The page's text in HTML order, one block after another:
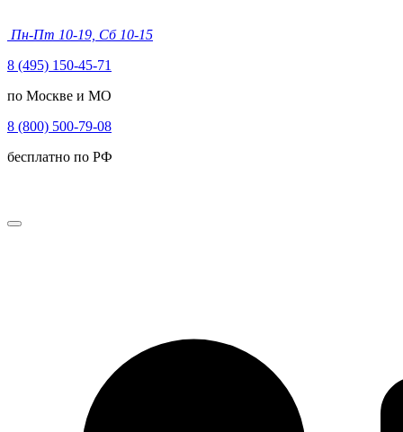
Пн-Пт 10-19, Сб 10-15
8 (495) 150-45-71
по Москве и МО
8 (800) 500-79-08
бесплатно по РФ